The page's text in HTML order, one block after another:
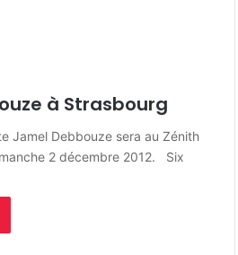
à Strasbourg
Jamel Debbouze sera au Zénith
2 décembre 2012. Six